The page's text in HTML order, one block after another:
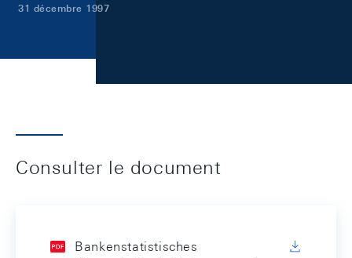
31 décembre 1997
Consulter le document
Bankenstatistisches